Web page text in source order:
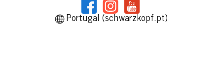
Portugal (schwarzkopf.pt)